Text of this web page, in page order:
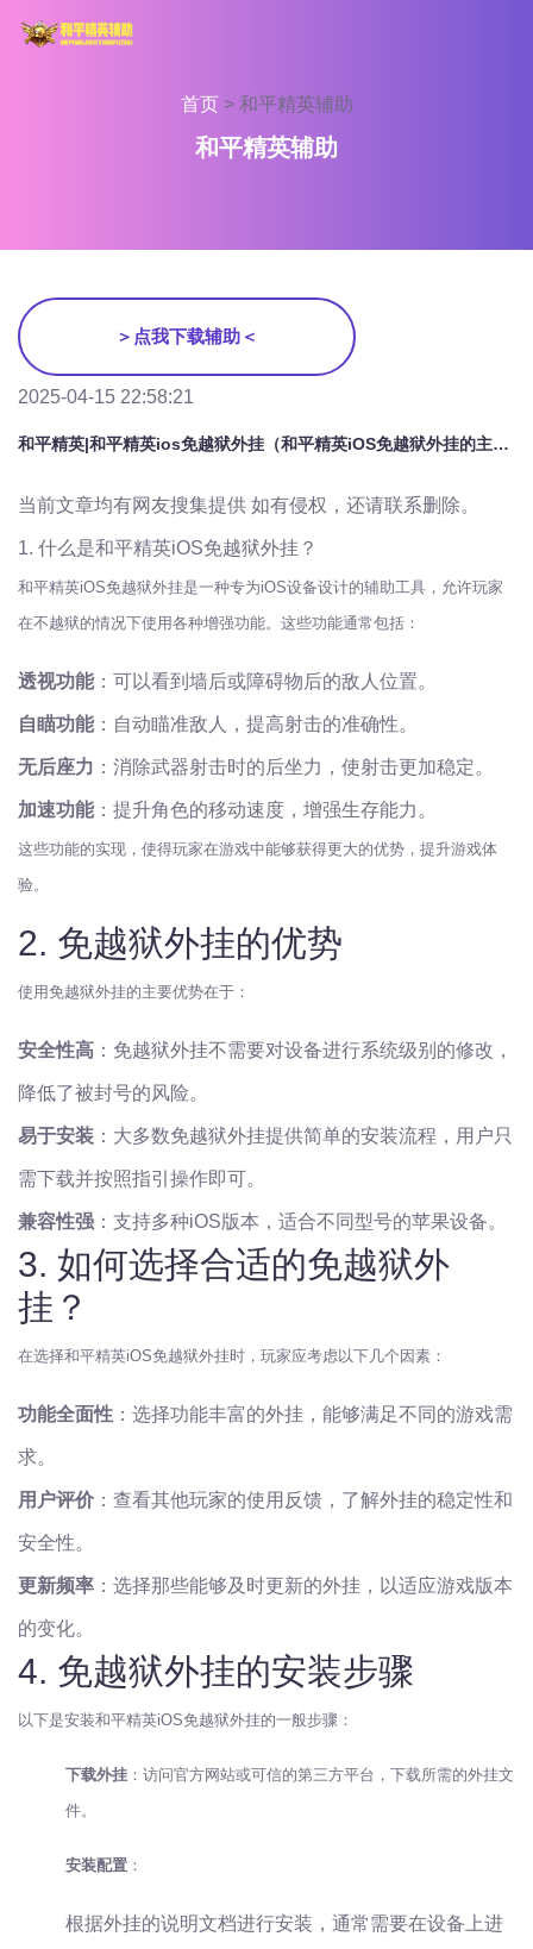
首页 > 和平精英辅助
和平精英辅助
＞点我下载辅助＜
2025-04-15 22:58:21
和平精英|和平精英ios免越狱外挂（和平精英iOS免越狱外挂的主要功能有哪些？）
当前文章均有网友搜集提供 如有侵权，还请联系删除。
1. 什么是和平精英iOS免越狱外挂？
和平精英iOS免越狱外挂是一种专为iOS设备设计的辅助工具，允许玩家
在不越狱的情况下使用各种增强功能。这些功能通常包括：
透视功能：可以看到墙后或障碍物后的敌人位置。
自瞄功能：自动瞄准敌人，提高射击的准确性。
无后座力 ：消除武器射击时的后坐力，使射击更加稳定。
加速功能：提升角色的移动速度，增强生存能力。
这些功能的实现，使得玩家在游戏中能够获得更大的优势，提升游戏体
验。
2. 免越狱外挂的优势
使用免越狱外挂的主要优势在于：
安全性高 ：免越狱外挂不需要对设备进行系统级别的修改，
降低了被封号的风险。
易于安装 ：大多数免越狱外挂提供简单的安装流程，用户只
需下载并按照指引操作即可。
兼容性强 ：支持多种iOS版本，适合不同型号的苹果设备。
3. 如何选择合适的免越狱外
挂？
在选择和平精英iOS免越狱外挂时，玩家应考虑以下几个因素：
功能全面性 ：选择功能丰富的外挂，能够满足不同的游戏需
求。
用户评价 ：查看其他玩家的使用反馈，了解外挂的稳定性和
安全性。
更新频率 ：选择那些能够及时更新的外挂，以适应游戏版本
的变化。
4. 免越狱外挂的安装步骤
以下是安装和平精英iOS免越狱外挂的一般步骤：
下载外挂 ：访问官方网站或可信的第三方平台，下载所需的外挂文
件。
安装配置 ：
根据外挂的说明文档进行安装，通常需要在设备上进